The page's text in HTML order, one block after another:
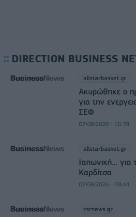
DIRECTION BUSINESS
allstarbasket.gr
Ακυρώθηκε ο
για την
ΣΕΦ
07/08/2026 - 10:39
allstarbasket.gr
Ιαπωνική... για
Καρδίτσα
07/08/2026 - 09:44
csrnews.gr